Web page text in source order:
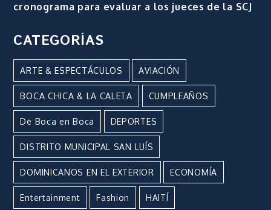
cronograma para evaluar a los jueces de la SCJ
CATEGORÍAS
ARTE & ESPECTÁCULOS AVIACIÓN
BOCA CHICA & LA CALETA CUMPLEAÑOS
De Boca en Boca DEPORTES
DISTRITO MUNICIPAL SAN LUÍS
DOMINICANOS EN EL EXTERIOR ECONOMÍA
Entertainment Fashion HAITÍ